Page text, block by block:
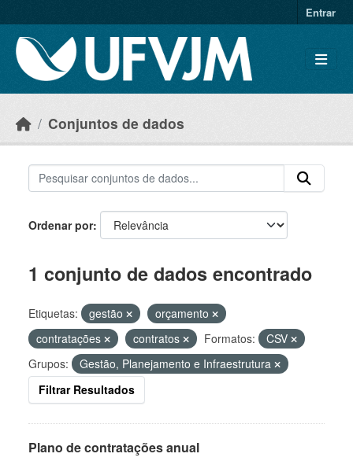
Entrar
Conjuntos de dados
Ordenar por
1 conjunto de dados encontrado
Etiquetas: gestão
orçamento
contratações
contratos Formatos:
CSV
Grupos:
Gestão, Planejamento e Infraestrutura
Filtrar Resultados
Plano de contratações anual